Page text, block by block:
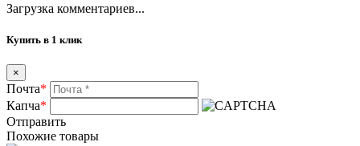
Загрузка комментариев...
Купить в 1 клик
×
Почта*
Капча*
Отправить
Похожие товары